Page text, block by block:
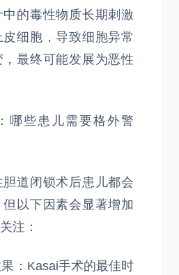
的毒性物质长期刺激
细胞，导致细胞异常
最终可能发展为恶性
哪些患儿需要格外警
道闭锁术后患儿都会
以下因素会显著增加
注：
：Kasai手术的最佳时